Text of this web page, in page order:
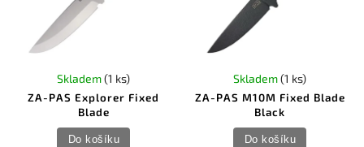
ZA-PAS Explorer Fixed
Blade
Skladem(1 ks)
Do košíku
ZA-PAS M10M Fixed Blade
Black
Skladem(1 ks)
Do košíku